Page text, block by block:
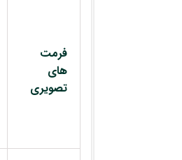
فرمت
های
تصویری